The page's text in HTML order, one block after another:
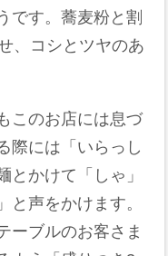
です。蕎麦粉と割
、コシとツヤのあ
このお店には息づ
際には「いらっし
とかけて「しゃ」
と声をかけます。
ーブルのお客さま